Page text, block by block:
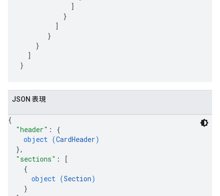
             ]
           }
         ]
       }
    }
  ]
JSON 表現
{
"header" : {
object (CardHeader)
},
"sections" :
[
{
object (Section)
}